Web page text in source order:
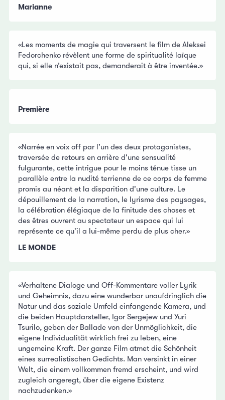
Marianne
«Les moments de magie qui traversent le film de Aleksei
Fedorchenko révèlent une forme de spiritualité laïque
qui, si elle n’existait pas, demanderait à être inventée.»
Première
«Narrée en voix off par l'un des deux protagonistes,
traversée de retours en arrière d'une sensualité
fulgurante, cette intrigue pour le moins ténue tisse un
parallèle entre la nudité terrienne de ce corps de femme
promis au néant et la disparition d'une culture. Le
dépouillement de la narration, le lyrisme des paysages,
la célébration élégiaque de la finitude des choses et
des êtres ouvrent au spectateur un espace qui lui
représente ce qu'il a lui-même perdu de plus cher.»
LE MONDE
«Verhaltene Dialoge und Off-Kommentare voller Lyrik
und Geheimnis, dazu eine wunderbar unaufdringlich die
Natur und das soziale Umfeld einfangende Kamera, und
die beiden Hauptdarsteller, Igor Sergejew und Yuri
Tsurilo, geben der Ballade von der Unmöglichkeit, die
eigene Individualität wirklich frei zu leben, eine
ungemeine Kraft. Der ganze Film atmet die Schönheit
eines surrealistischen Gedichts. Man versinkt in einer
Welt, die einem vollkommen fremd erscheint, und wird
zugleich angeregt, über die eigene Existenz
nachzudenken.»